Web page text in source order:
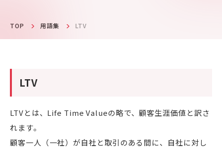
料金プラン
お役立ちコラム
TOP 用語集 LTV
LTV
LTVとは、Life Time Valueの略で、顧客生涯価値と訳さ
れます。
顧客一人（一社）が自社と取引のある間に、自社に対し